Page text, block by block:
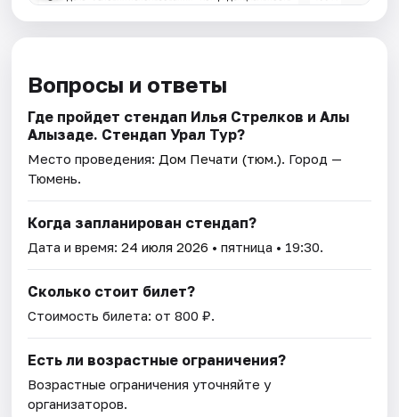
Вопросы и ответы
Где пройдет стендап Илья Стрелков и Алы
Алызаде. Стендап Урал Тур?
Место проведения: Дом Печати (тюм.). Город —
Тюмень.
Когда запланирован стендап?
Дата и время:24 июля 2026 • пятница • 19:30.
Сколько стоит билет?
Стоимость билета: от 800 ₽.
Есть ли возрастные ограничения?
Возрастные ограничения уточняйте у
организаторов.